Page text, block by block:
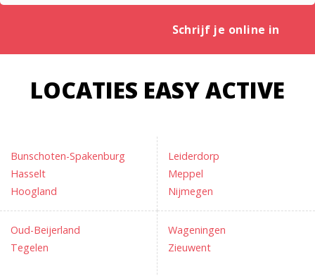
Schrijf je online in
LOCATIES EASY ACTIVE
Bunschoten-Spakenburg
Hasselt
Hoogland
Leiderdorp
Meppel
Nijmegen
Oud-Beijerland
Tegelen
Wageningen
Zieuwent